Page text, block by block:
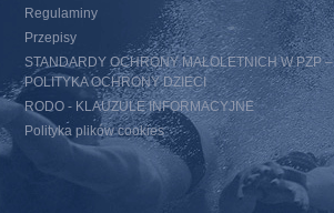
Regulaminy
Przepisy
STANDARDY OCHRONY MAŁOLETNICH W PZP –
POLITYKA OCHRONY DZIECI
RODO - KLAUZULE INFORMACYJNE
Polityka plików cookies